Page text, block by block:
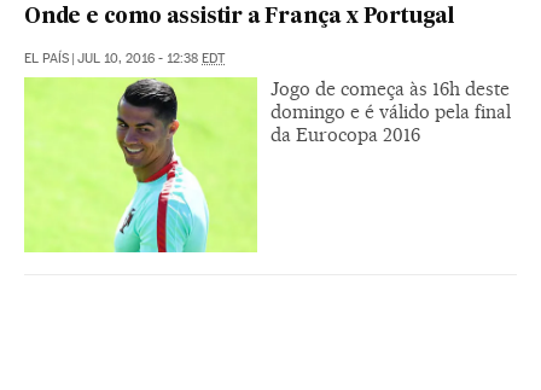
Onde e como assistir a França x Portugal
EL PAÍS | JUL 10, 2016 - 12:38 EDT
Jogo de começa às 16h deste
domingo e é válido pela final
da Eurocopa 2016